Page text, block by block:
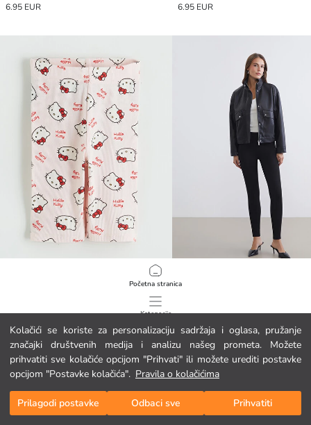
Kolačići se koriste za personalizaciju sadržaja i oglasa, pružanje
značajki društvenih medija i analizu našeg prometa. Možete
prihvatiti sve kolačiće opcijom "Prihvati" ili možete urediti postavke
opcijom "Postavke kolačića". Pravila o kolačićima
Prilagodi postavke Odbaci sve Prihvatiti
Početna stranica
Kategorije
Moja košarica
6.95 EUR
6.95 EUR
Hello Kitty rebraste tajice s printom za djevojčice
Ženske tajice s elastičnim pojasom